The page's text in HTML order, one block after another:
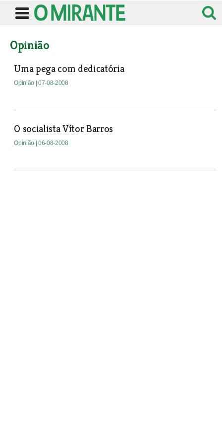
Opinião
Uma pega com dedicatória
Opinião | 07-08-2008
O socialista Vítor Barros
Opinião | 06-08-2008